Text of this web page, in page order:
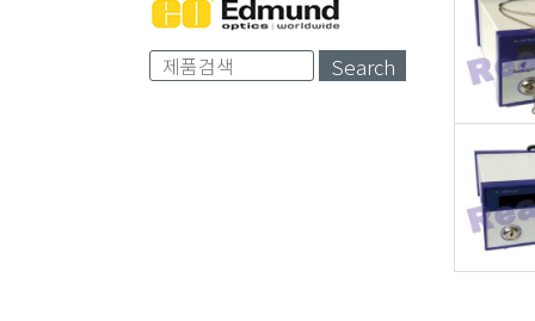
Search